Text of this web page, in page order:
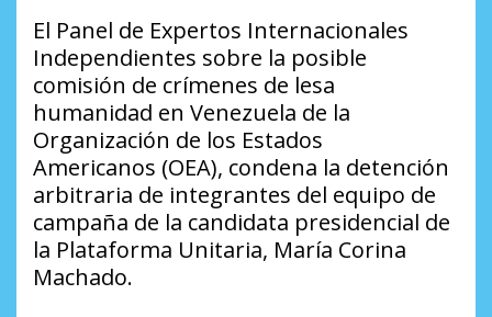
El Panel de Expertos Internacionales
Independientes sobre la posible
comisión de crímenes de lesa
humanidad en Venezuela de la
Organización de los Estados
Americanos (OEA), condena la detención
arbitraria de integrantes del equipo de
campaña de la candidata presidencial de
la Plataforma Unitaria, María Corina
Machado.